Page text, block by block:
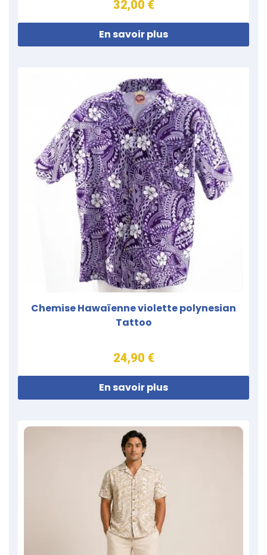
32,00 €
En savoir plus
Chemise Hawaïenne violette polynesian
Tattoo
24,90 €
En savoir plus